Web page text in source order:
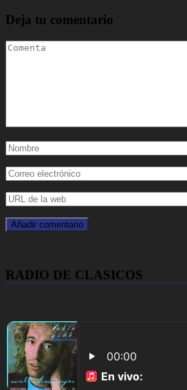
Deja tu comentario
RADIO DE CLASICOS